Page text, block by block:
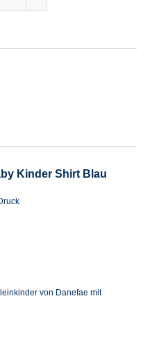
Kinder Shirt Blau
von Danefae mit